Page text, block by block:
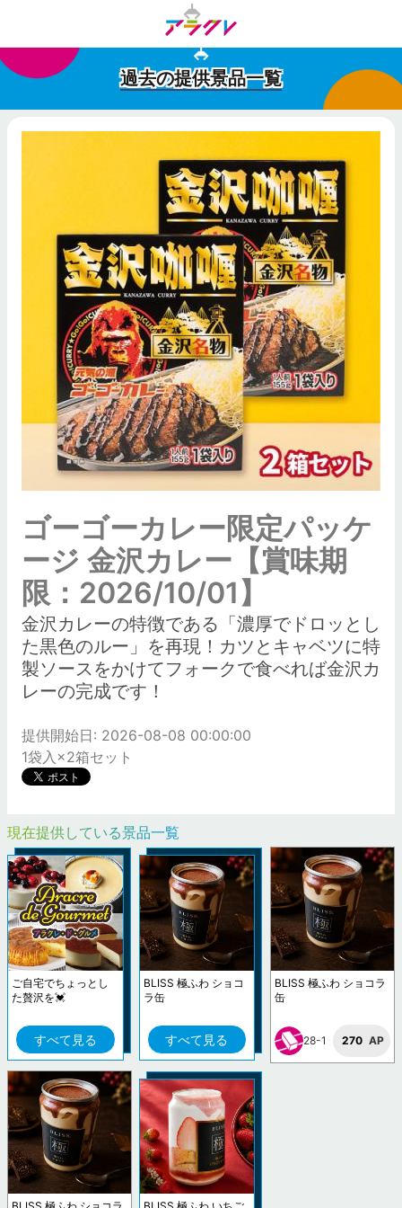
過去の提供景品一覧
ゴーゴーカレー限定パッケ
ージ 金沢カレー【賞味期
限：2026/10/01】
金沢カレーの特徴である「濃厚でドロッとし
た黒色のルー」を再現！カツとキャベツに特
製ソースをかけてフォークで食べれば金沢カ
レーの完成です！
提供開始日: 2026-08-08 00:00:00
1袋入×2箱セット
現在提供している景品一覧
ご自宅でちょっとし
た贅沢を💓
すべて見る
BLISS 極ふわ ショコ
ラ缶
すべて見る
BLISS 極ふわ ショコラ
缶
28-1 270 AP